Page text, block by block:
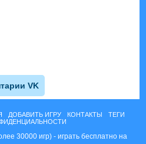
VK
ДОБАВИТЬ ИГРУ КОНТАКТЫ
ТЕГИ
30000 игр) - играть бесплатно на